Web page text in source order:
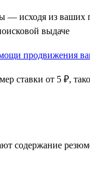
— исходя из ваших
выдаче
ставки от 5 ₽,
содержание